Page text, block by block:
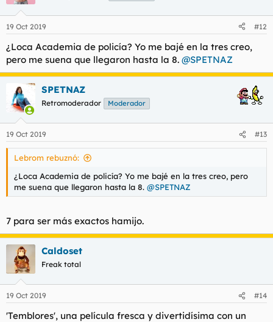
19 Oct 2019 #12
¿Loca Academia de policía? Yo me bajé en la tres creo,
pero me suena que llegaron hasta la 8. @SPETNAZ
SPETNAZ
Retromoderador Moderador
19 Oct 2019 #13
Lebrom rebuznó:
¿Loca Academia de policía? Yo me bajé en la tres creo, pero
me suena que llegaron hasta la 8. @SPETNAZ
7 para ser más exactos hamijo.
Caldoset
Freak total
19 Oct 2019 #14
'Temblores', una película fresca y divertidísima con un